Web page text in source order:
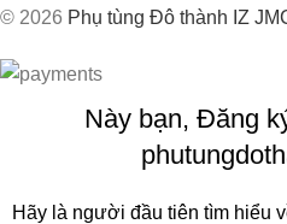
© 2026 Phụ tùng Đô thành IZ
Này bạn, Đăng
Hãy là người đầu tiên tìm hiểu